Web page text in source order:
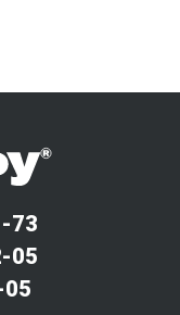
73
05